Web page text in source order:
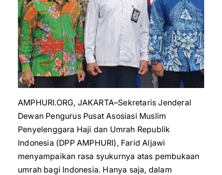
AMPHURI.ORG, JAKARTA–Sekretaris Jenderal
Dewan Pengurus Pusat Asosiasi Muslim
Penyelenggara Haji dan Umrah Republik
Indonesia (DPP AMPHURI), Farid Aljawi
menyampaikan rasa syukurnya atas pembukaan
umrah bagi Indonesia. Hanya saja, dalam